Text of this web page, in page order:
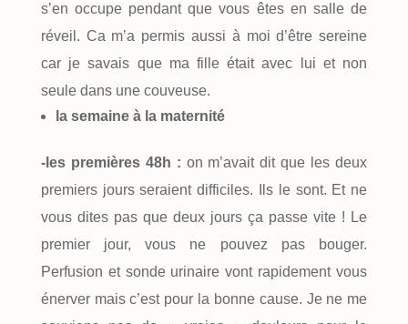
s’en occupe pendant que vous êtes en salle de
réveil. Ca m’a permis aussi à moi d’être sereine
car je savais que ma fille était avec lui et non
seule dans une couveuse.
la semaine à la maternité
-les premières 48h : on m’avait dit que les deux
premiers jours seraient difficiles. Ils le sont. Et ne
vous dites pas que deux jours ça passe vite ! Le
premier jour, vous ne pouvez pas bouger.
Perfusion et sonde urinaire vont rapidement vous
énerver mais c’est pour la bonne cause. Je ne me